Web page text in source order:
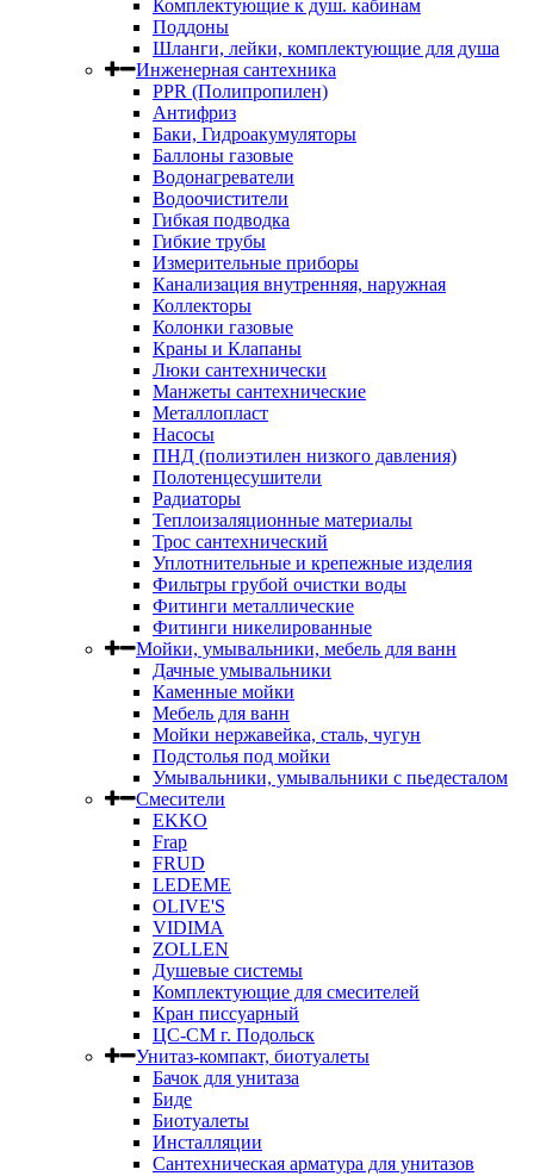
Комплектующие к душ. кабинам
Поддоны
Шланги, лейки, комплектующие для душа
Инженерная сантехника
PPR (Полипропилен)
Антифриз
Баки, Гидроакумуляторы
Баллоны газовые
Водонагреватели
Водоочистители
Гибкая подводка
Гибкие трубы
Измерительные приборы
Канализация внутренняя, наружная
Коллекторы
Колонки газовые
Краны и Клапаны
Люки сантехнически
Манжеты сантехнические
Металлопласт
Насосы
ПНД (полиэтилен низкого давления)
Полотенцесушители
Радиаторы
Теплоизаляционные материалы
Трос сантехнический
Уплотнительные и крепежные изделия
Фильтры грубой очистки воды
Фитинги металлические
Фитинги никелированные
Мойки, умывальники, мебель для ванн
Дачные умывальники
Каменные мойки
Мебель для ванн
Мойки нержавейка, сталь, чугун
Подстолья под мойки
Умывальники, умывальники с пьедесталом
Смесители
EKKO
Frap
FRUD
LEDEME
OLIVE'S
VIDIMA
ZOLLEN
Душевые системы
Комплектующие для смесителей
Кран писсуарный
ЦС-СМ г. Подольск
Унитаз-компакт, биотуалеты
Бачок для унитаза
Биде
Биотуалеты
Инсталляции
Сантехническая арматура для унитазов